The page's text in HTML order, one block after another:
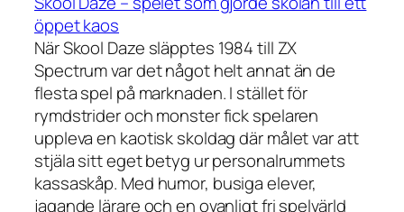
öppet kaos
När Skool Daze släpptes 1984 till ZX
Spectrum var det något helt annat än de
flesta spel på marknaden. I stället för
rymdstrider och monster fick spelaren
uppleva en kaotisk skoldag där målet var att
stjäla sitt eget betyg ur personalrummets
kassaskåp. Med humor, busiga elever,
jagande lärare och en ovanligt fri spelvärld